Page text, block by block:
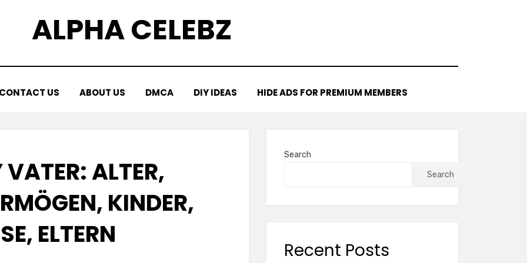
ALPHA CELEBZ
CONTACT US ABOUT US DMCA DIY IDEAS HIDE ADS FOR PREMIUM MEMBERS
VATER: ALTER,
KINDER,
ELTERN
Search
Search
Recent Posts